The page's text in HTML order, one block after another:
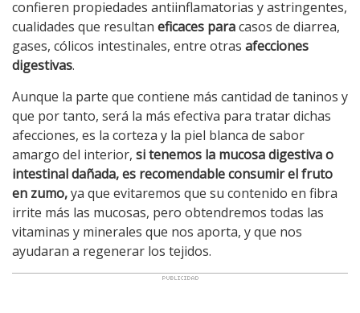
confieren propiedades antiinflamatorias y astringentes,
cualidades que resultan eficaces paracasos de diarrea,
gases, cólicos intestinales, entre otras afecciones
digestivas.
Aunque la parte que contiene más cantidad de taninos y
que por tanto, será la más efectiva para tratar dichas
afecciones, es la corteza y la piel blanca de sabor
amargo del interior, si tenemos la mucosa digestiva o
intestinal dañada, es recomendable consumir el fruto
en zumo,ya que evitaremos que su contenido en fibra
irrite más las mucosas, pero obtendremos todas las
vitaminas y minerales que nos aporta, y que nos
ayudaran a regenerar los tejidos.